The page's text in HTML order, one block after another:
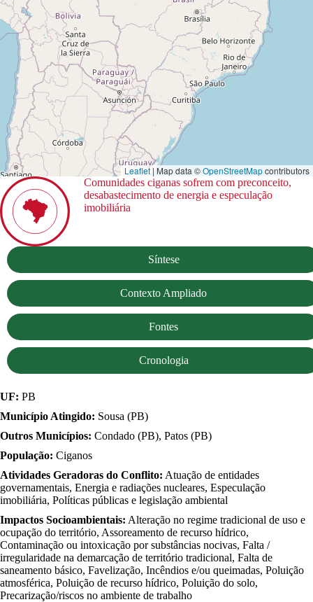
Leaflet | Map data ©OpenStreetMapcontributors
Comunidades ciganas sofrem com preconceito,
desabastecimento de energia e especulação
imobiliária
Síntese
Contexto Ampliado
Fontes
Cronologia
UF: PB
Município Atingido: Sousa (PB)
Outros Municípios: Condado (PB), Patos (PB)
População: Ciganos
Atividades Geradoras do Conflito: Atuação de entidades
governamentais, Energia e radiações nucleares, Especulação
imobiliária, Políticas públicas e legislação ambiental
Impactos Socioambientais: Alteração no regime tradicional de uso e
ocupação do território, Assoreamento de recurso hídrico,
Contaminação ou intoxicação por substâncias nocivas, Falta /
irregularidade na demarcação de território tradicional, Falta de
saneamento básico, Favelização, Incêndios e/ou queimadas, Poluição
atmosférica, Poluição de recurso hídrico, Poluição do solo,
Precarização/riscos no ambiente de trabalho